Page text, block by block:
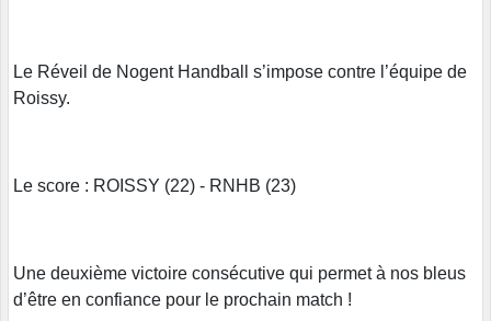
Le Réveil de Nogent Handball s’impose contre l’équipe de
Roissy.
Le score : ROISSY (22) - RNHB (23)
Une deuxième victoire consécutive qui permet à nos bleus
d’être en confiance pour le prochain match !